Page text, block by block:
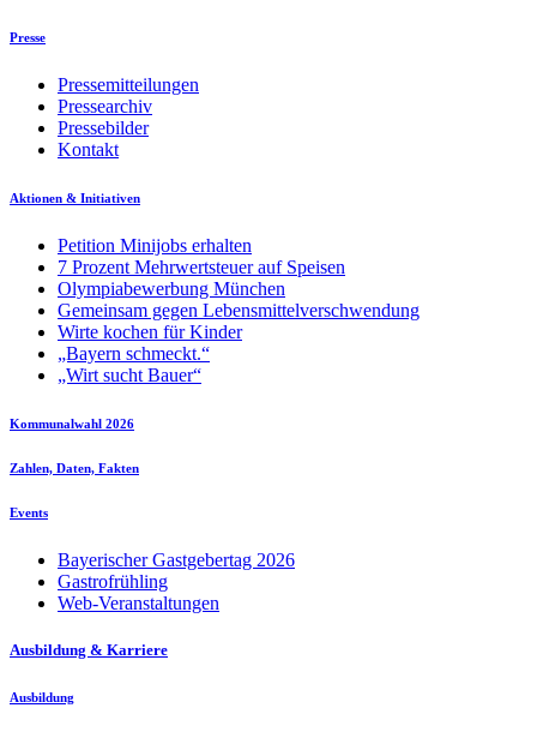
Presse
Pressemitteilungen
Pressearchiv
Pressebilder
Kontakt
Aktionen & Initiativen
Petition Minijobs erhalten
7 Prozent Mehrwertsteuer auf Speisen
Olympiabewerbung München
Gemeinsam gegen Lebensmittelverschwendung
Wirte kochen für Kinder
„Bayern schmeckt.“
„Wirt sucht Bauer“
Kommunalwahl 2026
Zahlen, Daten, Fakten
Events
Bayerischer Gastgebertag 2026
Gastrofrühling
Web-Veranstaltungen
Ausbildung & Karriere
Ausbildung